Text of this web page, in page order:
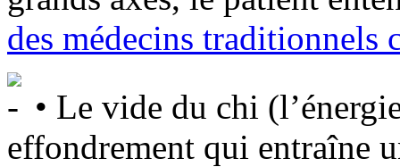
des médecins traditionnels
• Le vide du chi
effondrement qui entraîne